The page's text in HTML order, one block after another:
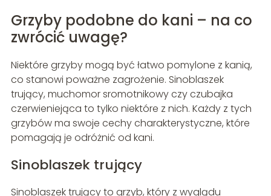
Grzyby podobne do kani – na co
zwrócić uwagę?
Niektóre grzyby mogą być łatwo pomylone z kanią,
co stanowi poważne zagrożenie. Sinoblaszek
trujący, muchomor sromotnikowy czy czubajka
czerwieniejąca to tylko niektóre z nich. Każdy z tych
grzybów ma swoje cechy charakterystyczne, które
pomagają je odróżnić od kani.
Sinoblaszek trujący
Sinoblaszek trujący to grzyb, który z wyglądu